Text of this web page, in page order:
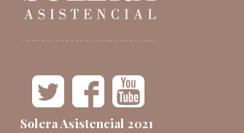
Solera Asistencial 2021